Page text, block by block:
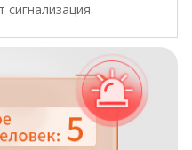
сигнализация.